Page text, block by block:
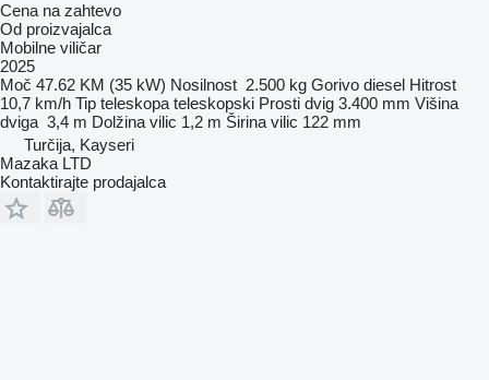
Cena na zahtevo
Od proizvajalca
Mobilne viličar
2025
Moč 47.62 KM (35 kW) Nosilnost 2.500 kg Gorivo diesel Hitrost
10,7 km/h Tip teleskopa teleskopski Prosti dvig 3.400 mm Višina
dviga 3,4 m Dolžina vilic 1,2 m Širina vilic 122 mm
Turčija, Kayseri
Mazaka LTD
Kontaktirajte prodajalca